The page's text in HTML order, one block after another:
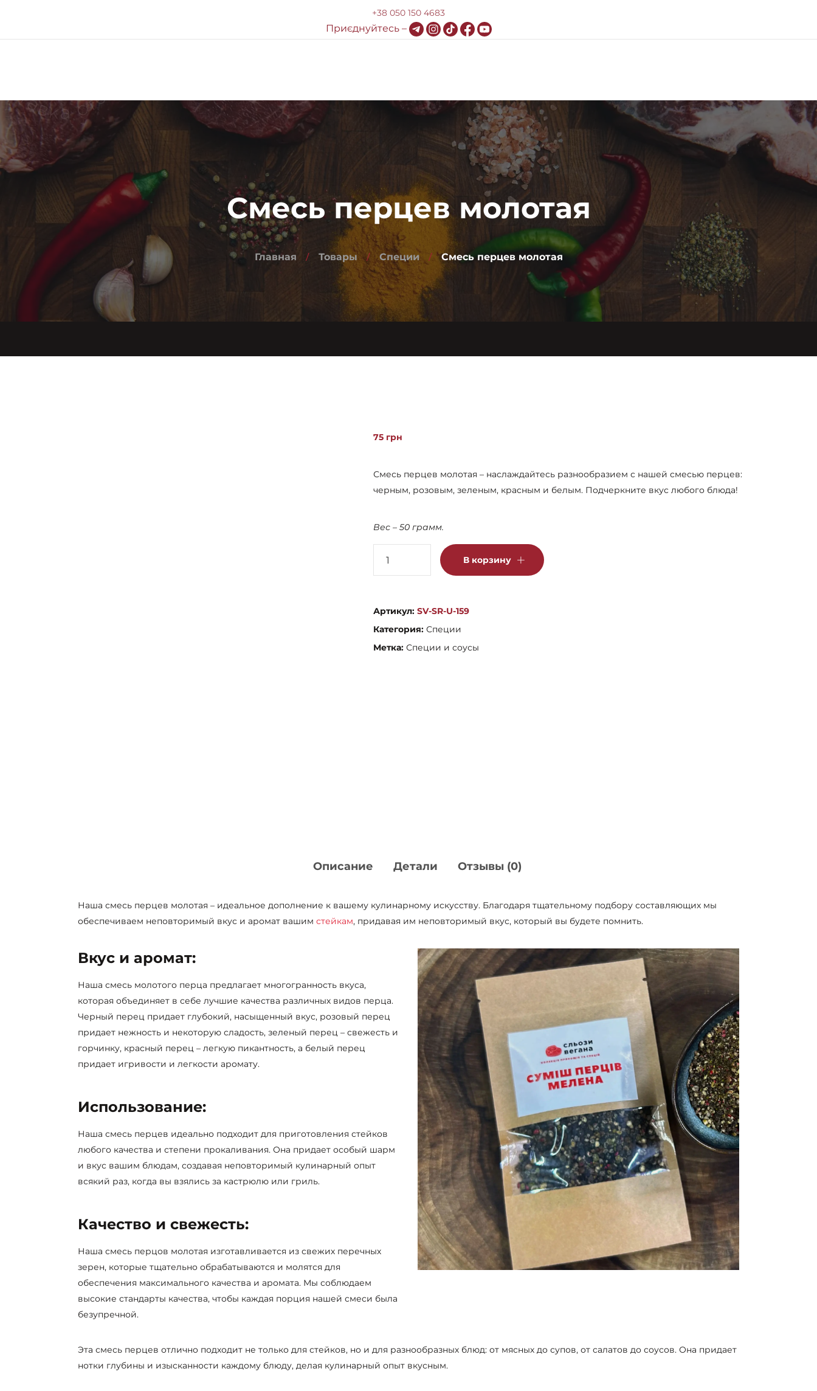
+38 050 150 4683
Приєднуйтесь –
Меню Про компанию Доставка и оплата HoReCa Блог Контакты
Смесь перцев молотая
Главная Товары Специи Смесь перцев молотая
75 грн
Смесь перцев молотая – наслаждайтесь разнообразием с нашей смесью перцев:
черным, розовым, зеленым, красным и белым. Подчеркните вкус любого блюда!
Вес – 50 грамм.
молотая
В корзину
Артикул: SV-SR-U-159
Категория: Специи
Метка: Специи и соусы
Описание Детали Отзывы (0)
Наша смесь перцев молотая – идеальное дополнение к вашему кулинарному искусству. Благодаря тщательному подбору составляющих мы
обеспечиваем неповторимый вкус и аромат вашим стейкам, придавая им неповторимый вкус, который вы будете помнить.
Вкус и аромат:
Наша смесь молотого перца предлагает многогранность вкуса,
которая объединяет в себе лучшие качества различных видов перца.
Черный перец придает глубокий, насыщенный вкус, розовый перец
придает нежность и некоторую сладость, зеленый перец – свежесть и
горчинку, красный перец – легкую пикантность, а белый перец
придает игривости и легкости аромату.
Использование:
Наша смесь перцев идеально подходит для приготовления стейков
любого качества и степени прокаливания. Она придает особый шарм
и вкус вашим блюдам, создавая неповторимый кулинарный опыт
всякий раз, когда вы взялись за кастрюлю или гриль.
Качество и свежесть:
Наша смесь перцов молотая изготавливается из свежих перечных
зерен, которые тщательно обрабатываются и молятся для
обеспечения максимального качества и аромата. Мы соблюдаем
высокие стандарты качества, чтобы каждая порция нашей смеси была
безупречной.
Эта смесь перцев отлично подходит не только для стейков, но и для разнообразных блюд: от мясных до супов, от салатов до соусов. Она придает
нотки глубины и изысканности каждому блюду, делая кулинарный опыт вкусным.